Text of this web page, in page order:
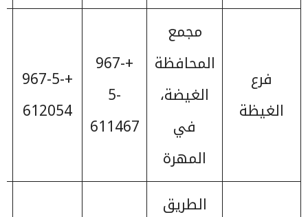
فرع
الغيظة
مجمع
المحافظة
الغيضة،
في
المهرة
+967-
5-
611467
+967-5-
612054
الطريق